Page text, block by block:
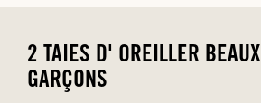
2 TAIES D' OREILLER BEAUX
GARÇONS